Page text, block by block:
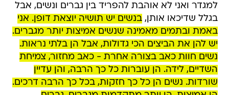
למגדר ואני לא אוהבת להפריד בין גברים ונשים, אבל
בגלל שדיכאו אותן,בנשים יש תושיה יוצאת דופן. אני
באמת ובתמים מאמינה שנשים אמיצות יותר מגברים.
יש להן את הביצים הכי גדולות, אבל הן בלתי נראות.
נשים חוות כאב בצורה אחרת - כאב מחזור, צמיחת
השדיים, לידה. הן עוברות כל כך הרבה, והן עדיין
שורדות. נשים הן כל כך חזקות, בכל כך הרבה דרכים.